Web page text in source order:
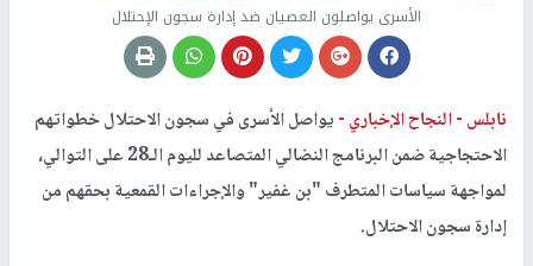
الأسرى يواصلون العصيان ضد إدارة سجون الإحتلال
نابلس -النجاح الإخباري -يواصل الأسرى في سجون الاحتلال خطواتهم
الاحتجاجية ضمن البرنامج النضالي المتصاعد لليوم الـ28 على التوالي،
لمواجهة سياسات المتطرف "بن غفير" والإجراءات القمعية بحقهم من
إدارة سجون الاحتلال.